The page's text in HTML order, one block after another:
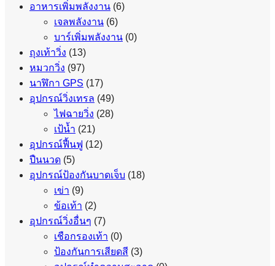
อาหารเพิ่มพลังงาน (6)
เจลพลังงาน (6)
บาร์เพิ่มพลังงาน (0)
ถุงเท้าวิ่ง (13)
หมวกวิ่ง (97)
นาฬิกา GPS (17)
อุปกรณ์วิ่งเทรล (49)
ไฟฉายวิ่ง (28)
เป้น้ำ (21)
อุปกรณ์ฟื้นฟู (12)
ปืนนวด (5)
อุปกรณ์ป้องกันบาดเจ็บ (18)
เข่า (9)
ข้อเท้า (2)
อุปกรณ์วิ่งอื่นๆ (7)
เชือกรองเท้า (0)
ป้องกันการเสียดสี (3)